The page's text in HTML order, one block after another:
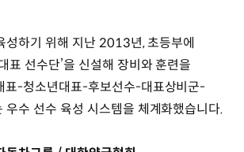
성하기 위해 지난 2013년, 초등부에
표 선수단’을 신설해 장비와 훈련을
표-청소년대표-후보선수-대표상비군-
우수 선수 육성 시스템을 체계화했습니다.